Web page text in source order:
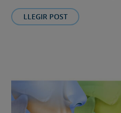
LLEGIR POST